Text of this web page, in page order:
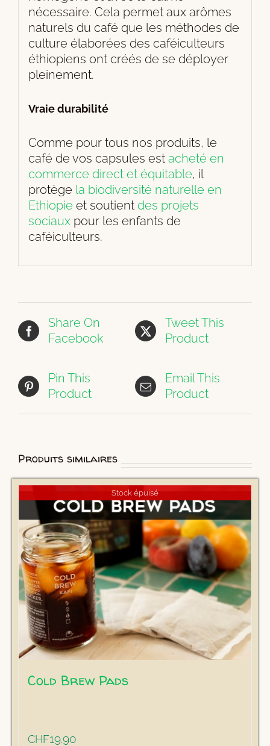
nécessaire. Cela permet aux arômes
naturels du café que les méthodes de
culture élaborées des caféiculteurs
éthiopiens ont créés de se déployer
pleinement.
Vraie durabilité
Comme pour tous nos produits, le
café de vos capsules est acheté en
commerce direct et équitable, il
protège la biodiversité naturelle en
Ethiopie et soutient des projets
sociauxpour les enfants de
caféiculteurs.
Share On
Facebook
Tweet This
Product
Pin This
Product
Email This
Product
Produits similaires
Stock épuisé
Cold Brew Pads
CHF19.90